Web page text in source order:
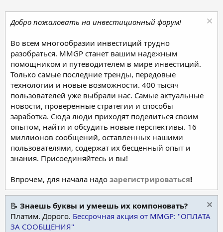
Добро пожаловать на инвестиционный форум!
Во всем многообразии инвестиций трудно
разобраться. MMGP станет вашим надежным
помощником и путеводителем в мире инвестиций.
Только самые последние тренды, передовые
технологии и новые возможности. 400 тысяч
пользователей уже выбрали нас. Самые актуальные
новости, проверенные стратегии и способы
заработка. Сюда люди приходят поделиться своим
опытом, найти и обсудить новые перспективы. 16
миллионов сообщений, оставленных нашими
пользователями, содержат их бесценный опыт и
знания. Присоединяйтесь и вы!
Впрочем, для начала надо зарегистрироваться!
📝 Знаешь буквы и умеешь их компоновать?
Платим. Дорого. Бессрочная акция от MMGP: "ОПЛАТА
ЗА СООБЩЕНИЯ"